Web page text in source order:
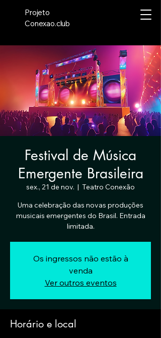
Projeto
Conexao.club
Festival de Música
Emergente Brasileira
sex., 21 de nov.
  |
Teatro Conexão
Uma celebração das novas produções
musicais emergentes do Brasil. Entrada
limitada.
Os ingressos não estão à
venda
Ver outros eventos
Horário e local